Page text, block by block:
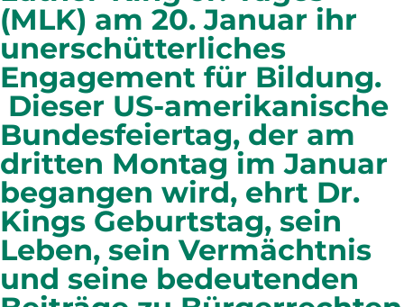
(MLK) am 20. Januar ihr
unerschütterliches
Engagement für Bildung.
Dieser US-amerikanische
Bundesfeiertag, der am
dritten Montag im Januar
begangen wird, ehrt Dr.
Kings Geburtstag, sein
Leben, sein Vermächtnis
und seine bedeutenden